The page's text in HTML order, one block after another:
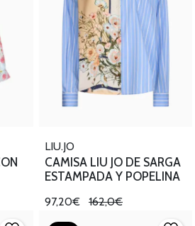
LIU.JO
CAMISA LIU JO DE SARGA
ESTAMPADA Y POPELINA
97,20€ 162,0€